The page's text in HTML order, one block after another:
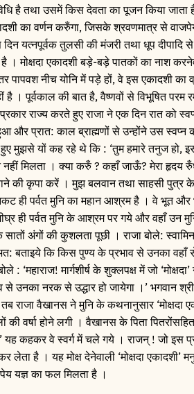
है तथा उसमें किस देवता का पूजन किया जाता
का वर्णन करुँगा, जिसके श्रवणमात्र से
यत्नपूर्वक तुलसी की मंजरी तथा धूप दीपादि
। मोक्षदा एकादशी बड़े-बड़े पातकों का नाश
पापवश नीच योनि में पड़े हों, वे इस एकादशी
है । पूर्वकाल की बात है, वैष्णवों से विभूषित परम
राज्य करते हुए राजा ने एक दिन रात को
प्रात: काल ब्राह्मणों से उन्होंने उस स्वप्न
हुए मुझसे यों कह रहे थे कि : ‘तुम हमारे तनुज
मिलता । क्या करुँ ? कहाँ जाऊँ? मेरा हृदय
की कृपा करें । मुझ बलवान तथा साहसी पुत्र के
ही पर्वत मुनि का महान आश्रम है । वे भूत और
ही पर्वत मुनि के आश्रम पर गये और वहाँ उन
सातों अंगों की कुशलता पूछी । राजा बोले:
कि किस पुण्य के प्रभाव से उनका वहाँ से
मार्गशीर्ष के शुक्लपक्ष में जो ‘मोक्षदा’
नरक से उद्धार हो जायेगा ।’ भगवान
राजा वैखानस ने मुनि के कथनानुसार ‘मोक्षदा
वर्षा होने लगी । वैखानस के पिता
कहकर वे स्वर्ग में चले गये । राजन् ! जो इस
है । यह मोक्ष देनेवाली ‘मोक्षदा एकादशी’
यज्ञ का फल मिलता है ।